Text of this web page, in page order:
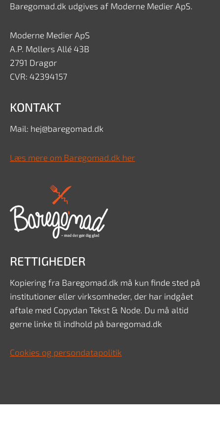
Baregomad.dk udgives af Moderne Medier ApS.
Moderne Medier ApS
A.P. Møllers Allé 43B
2791 Dragør
CVR: 42394157
KONTAKT
Mail: hej@baregomad.dk
Læs mere om Baregomad.dk her
RETTIGHEDER
Kopiering fra Baregomad.dk må kun finde sted på
institutioner eller virksomheder, der har indgået
aftale med Copydan Tekst & Node. Du må altid
gerne linke til indhold på baregomad.dk
Cookies og persondatapolitik